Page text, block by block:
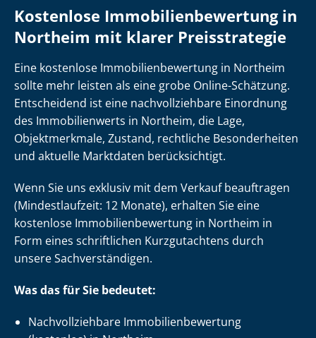
Kostenlose Im­mo­bi­li­en­be­wer­tung in
Northeim mit klarer Preisstrategie
Eine kostenlose Im­mo­bi­li­en­be­wer­tung in Northeim
sollte mehr leisten als eine grobe Online-Schätzung.
Entscheidend ist eine nach­voll­zieh­ba­re Einordnung
des Immobilienwerts in Northeim, die Lage,
Objektmerkmale, Zustand, rechtliche Besonderheiten
und aktuelle Marktdaten berücksichtigt.
Wenn Sie uns exklusiv mit dem Verkauf beauftragen
(Mindestlaufzeit: 12 Monate), erhalten Sie eine
kostenlose Im­mo­bi­li­en­be­wer­tung in Northeim in
Form eines schriftlichen Kurzgutachtens durch
unsere Sach­ver­stän­di­gen.
Was das für Sie bedeutet:
Nach­voll­zieh­ba­re Im­mo­bi­li­en­be­wer­tung